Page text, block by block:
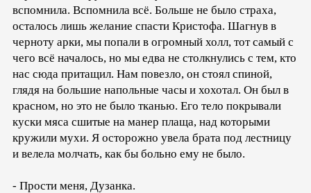
вспомнила. Вспомнила всё. Больше не было страха,
осталось лишь желание спасти Кристофа. Шагнув в
черноту арки, мы попали в огромный холл, тот самый с
чего всё началось, но мы едва не столкнулись с тем, кто
нас сюда притащил. Нам повезло, он стоял спиной,
глядя на большие напольные часы и хохотал. Он был в
красном, но это не было тканью. Его тело покрывали
куски мяса сшитые на манер плаща, над которыми
кружили мухи. Я осторожно увела брата под лестницу
и велела молчать, как бы больно ему не было.
- Прости меня, Дузанка.